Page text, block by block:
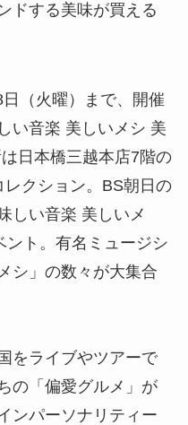
ドする美味が買える
（火曜）まで、開催
い音楽 美しいメシ 美
日本橋三越本店7階の
クション。BS朝日の
しい音楽 美しいメ
ント。有名ミュージシ
シ」の数々が大集合
をライブやツアーで
の「偏愛グルメ」が
ンパーソナリティー